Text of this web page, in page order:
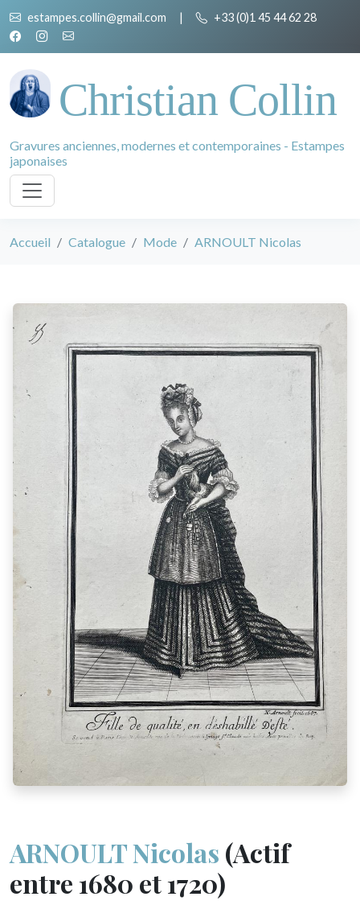
estampes.collin@gmail.com | +33 (0)1 45 44 62 28
Christian Collin
Gravures anciennes, modernes et contemporaines - Estampes
japonaises
Accueil Catalogue Mode ARNOULT Nicolas
ARNOULT Nicolas (Actif
entre 1680 et 1720)